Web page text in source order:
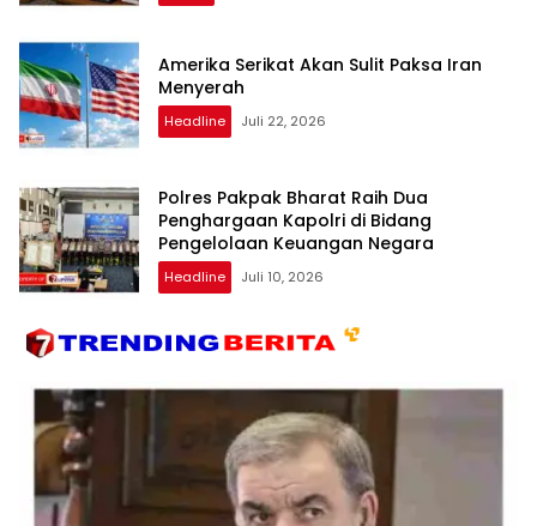
Amerika Serikat Akan Sulit Paksa Iran
Menyerah
Headline Juli 22, 2026
Polres Pakpak Bharat Raih Dua
Penghargaan Kapolri di Bidang
Pengelolaan Keuangan Negara
Headline Juli 10, 2026